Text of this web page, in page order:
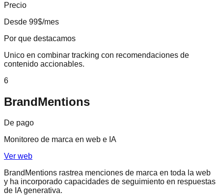
Precio
Desde 99$/mes
Por que destacamos
Unico en combinar tracking con recomendaciones de
contenido accionables.
6
BrandMentions
De pago
Monitoreo de marca en web e IA
Ver web
BrandMentions rastrea menciones de marca en toda la web
y ha incorporado capacidades de seguimiento en respuestas
de IA generativa.